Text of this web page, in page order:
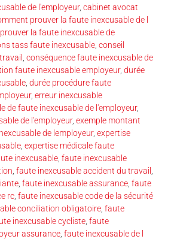
de l'employeur, cabinet avocat
prouver la faute inexcusable de l
la faute inexcusable de
tass faute inexcusable conseil
conséquence faute inexcusable de
faute inexcusable employeur, durée
durée procédure faute
, erreur inexcusable
de faute inexcusable de l'employeur,
de l'employeur, exemple montant
de lemployeur, expertise
expertise médicale faute
inexcusable faute inexcusable
faute inexcusable accident du travail
faute inexcusable assurance faute
rc faute inexcusable code de la sécurité
conciliation obligatoire faute
inexcusable cycliste faute
assurance faute inexcusable de l